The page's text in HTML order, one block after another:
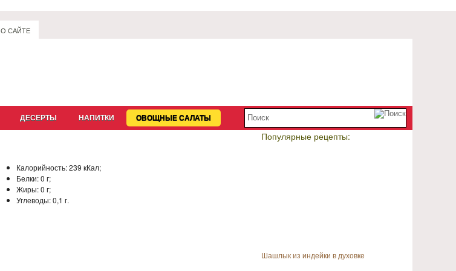
О САЙТЕ
ДЕСЕРТЫ НАПИТКИ ОВОЩНЫЕ САЛАТЫ
Калорийность:239 кКал;
Белки:0 г;
Жиры:0 г;
Углеводы:0,1 г.
Популярные рецепты:
Шашлык из индейки в духовке